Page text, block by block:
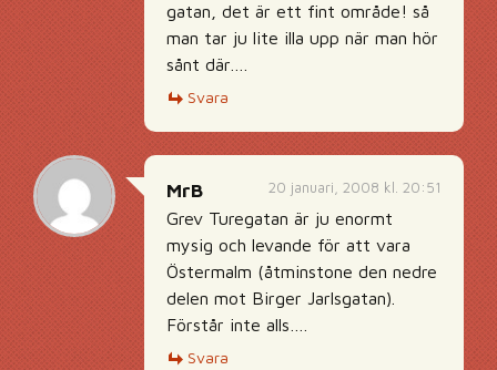
gatan, det är ett fint område! så
man tar ju lite illa upp när man hör
sånt där….
Svara
20 januari, 2008 kl. 20:51
MrB
Grev Turegatan är ju enormt
mysig och levande för att vara
Östermalm (åtminstone den nedre
delen mot Birger Jarlsgatan).
Förstår inte alls….
Svara